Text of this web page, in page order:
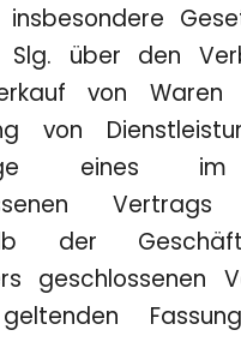
insbesondere
Slg. über den
von
von
eines im
der
geschlossenen